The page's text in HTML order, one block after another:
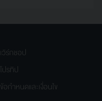
เวิร์กชอป
โปรทิป
ข้อกำหนดและเงื่อนไข